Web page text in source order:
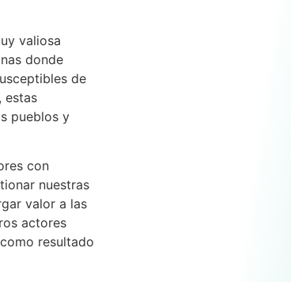
valiosa
donde
de
estas
pueblos y
con
nuestras
valor a las
actores
resultado